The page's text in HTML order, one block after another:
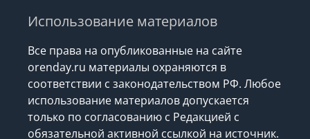
Использование материалов
Все права на опубликованные на сайте
orenday.ru материалы охраняются в
соответствии с законодательством РФ. Любое
использование материалов допускается
только по согласованию с Редакцией с
обязательной активной ссылкой на источник.